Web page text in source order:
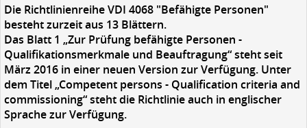
Die Richtlinienreihe VDI 4068 "Befähigte Personen"
besteht zurzeit aus 13 Blättern.
Das Blatt 1 „Zur Prüfung befähigte Personen -
Qualifikationsmerkmale und Beauftragung“ steht seit
März 2016 in einer neuen Version zur Verfügung. Unter
dem Titel „Competent persons - Qualification criteria and
commissioning“ steht die Richtlinie auch in englischer
Sprache zur Verfügung.